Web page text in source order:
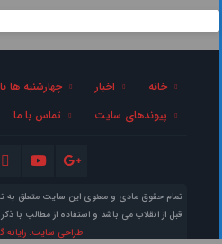
خانه اخبار چهارشنبه ها
پیوندهای سایت
تماس با ما
تمام حقوق مادی و معنوی این سایت متعلق به
قبل از انقلاب می باشد و استفاده از مطالب با
طراحی سایت: رایانه